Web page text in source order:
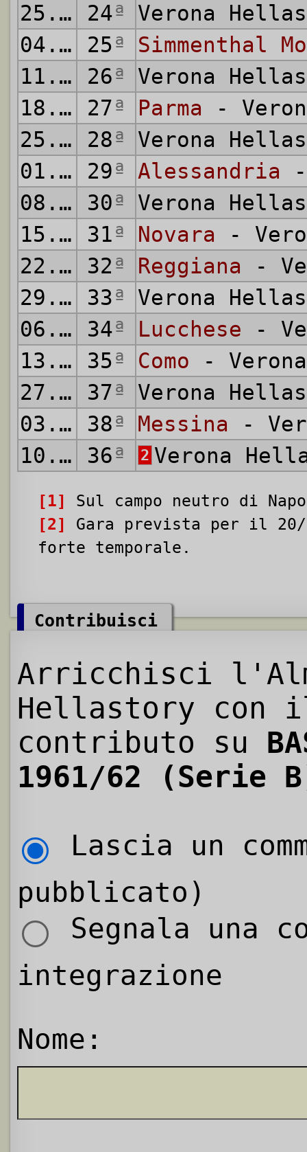
25.02.1962
24ª
Verona
04.03.1962
25ª
Simmenthal
11.03.1962
26ª
Verona
18.03.1962
27ª Parma -
25.03.1962
28ª
Verona
01.04.1962
29ª Alessandria
08.04.1962
30ª
Verona
15.04.1962
31ª Novara -
22.04.1962
32ª Reggiana -
29.04.1962
33ª
Verona
06.05.1962
34ª Lucchese -
13.05.1962
35ª Como -
27.05.1962
37ª
Verona
03.06.1962
38ª Messina -
10.06.1962
36ª 2 Verona
[1]
Sul campo neutro di
[2]
Gara prevista per il
forte temporale.
Contribuisci
Arricchisci
Hellastory con
contributo su
1961/62 (Serie
Lascia un
pubblicato)
Segnala una
integrazione
Nome: